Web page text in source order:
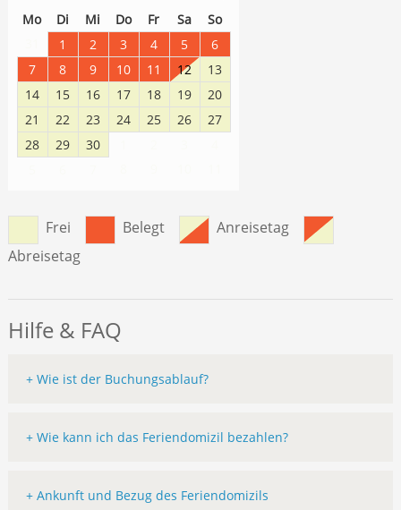
Mo Di Mi Do Fr Sa
So
1 2 3 4 5
6
7
8 9 10 11 12
13
14
15 16 17 18 19
20
21
22 23 24 25 26
27
28
29 30
Frei Belegt
Anreisetag
Abreisetag
Hilfe & FAQ
+ Wie ist der Buchungsablauf?
+ Wie kann ich das Feriendomizil bezahlen?
+ Ankunft und Bezug des Feriendomizils